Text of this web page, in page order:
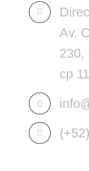
Av.
230,
cp